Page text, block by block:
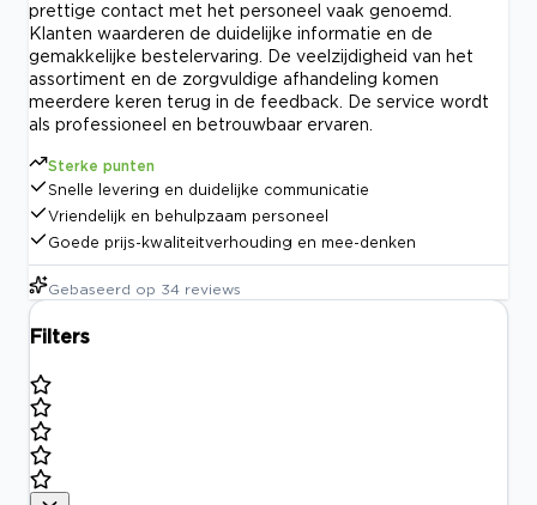
prettige contact met het personeel vaak genoemd.
Klanten waarderen de duidelijke informatie en de
gemakkelijke bestelervaring. De veelzijdigheid van het
assortiment en de zorgvuldige afhandeling komen
meerdere keren terug in de feedback. De service wordt
als professioneel en betrouwbaar ervaren.
Sterke punten
Snelle levering en duidelijke communicatie
Vriendelijk en behulpzaam personeel
Goede prijs-kwaliteitverhouding en mee-denken
Gebaseerd op 34 reviews
Filters